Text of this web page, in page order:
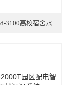
AcrelCloud-3100高校宿舍水电计费解决方案